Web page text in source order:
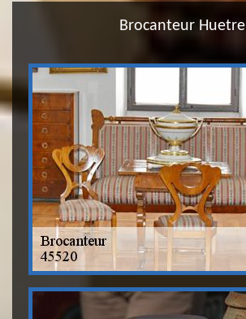
Brocanteur Huetre